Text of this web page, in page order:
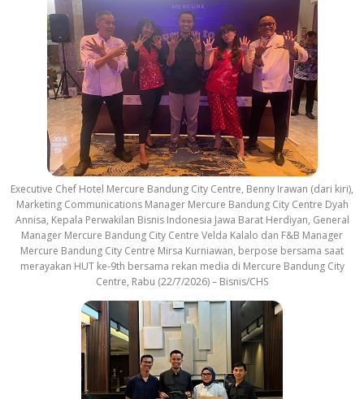
Executive Chef Hotel Mercure Bandung City Centre, Benny Irawan (dari kiri),
Marketing Communications Manager Mercure Bandung City Centre Dyah
Annisa, Kepala Perwakilan Bisnis Indonesia Jawa Barat Herdiyan, General
Manager Mercure Bandung City Centre Velda Kalalo dan F&B Manager
Mercure Bandung City Centre Mirsa Kurniawan, berpose bersama saat
merayakan HUT ke-9th bersama rekan media di Mercure Bandung City
Centre, Rabu (22/7/2026) – Bisnis/CHS